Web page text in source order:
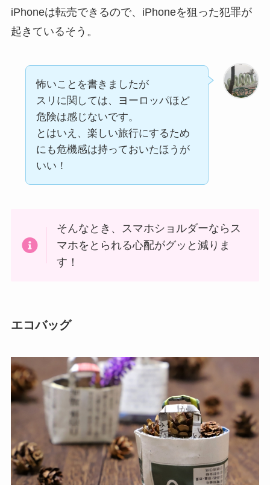
iPhoneは転売できるので、iPhoneを狙った犯罪が
起きているそう。
怖いことを書きましたが
スリに関しては、ヨーロッパほど
危険は感じないです。
とはいえ、楽しい旅行にするため
にも危機感は持っておいたほうが
いい！
そんなとき、スマホショルダーならス
マホをとられる心配がグッと減りま
す！
エコバッグ